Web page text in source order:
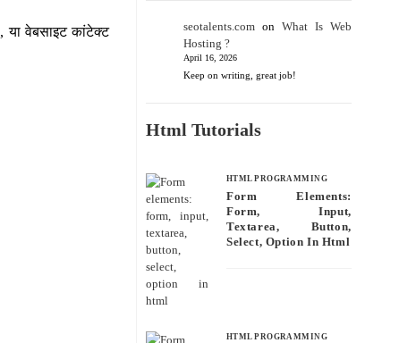
या वेबसाइट कांटेक्ट
seotalents.com onWhat Is Web
Hosting ?
April 16, 2026
Keep on writing, great job!
Html Tutorials
HTML PROGRAMMING
Form Elements:
Form, Input,
Textarea, Button,
Select, Option In Html
HTML PROGRAMMING